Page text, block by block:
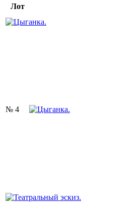
Лот
№ 4